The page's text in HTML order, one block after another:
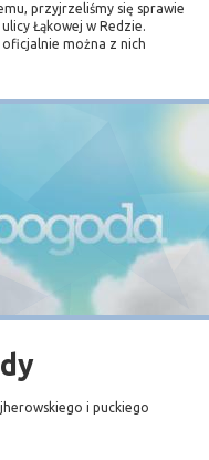
przyjrzeliśmy się sprawie
Łąkowej w Redzie.
można z nich
i puckiego